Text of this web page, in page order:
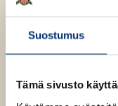
Suostumus
Tämä sivusto